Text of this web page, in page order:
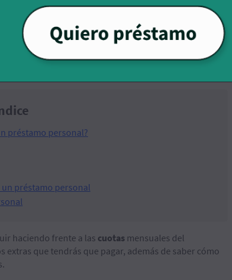
préstamo personal?
un préstamo personal
haciendo frente a las cuotas mensuales del
que tendrás que pagar, además de saber cómo